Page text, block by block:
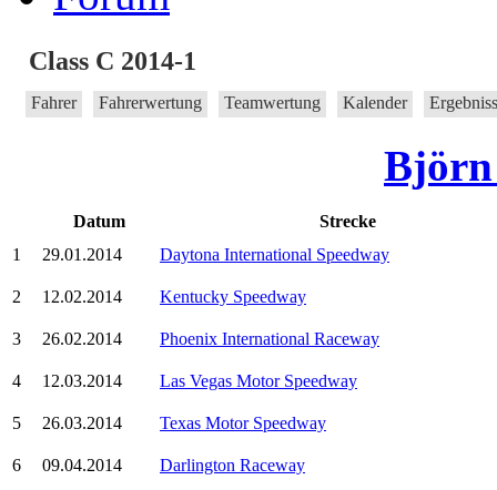
Class C 2014-1
Fahrer Fahrerwertung Teamwertung Kalender
Björn
Datum
Strecke
1
29.01.2014 Daytona International Speedway
2 12.02.2014 Kentucky Speedway
3 26.02.2014 Phoenix International Raceway
4 12.03.2014 Las Vegas Motor Speedway
5 26.03.2014 Texas Motor Speedway
6 09.04.2014 Darlington Raceway